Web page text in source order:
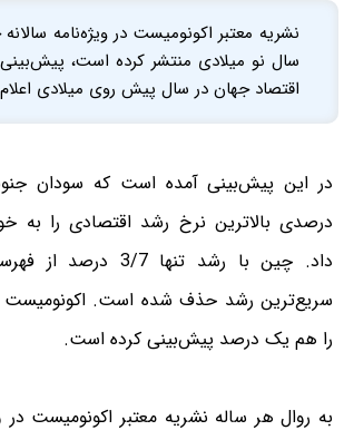
نشریه معتبر اکونومیست در ویژه‌نامه
سال نو میلادی منتشر کرده است،
اقتصاد جهان در سال پیش روی میلادی
درصدی بالاترین نرخ رشد اقتصادی را به
داد. چین با رشد تنها
سریع‌ترین رشد حذف شده است. اکونومیست
را هم یک درصد پیش‌بینی کرده است.
به روال هر ساله نشریه معتبر اکونومیست در